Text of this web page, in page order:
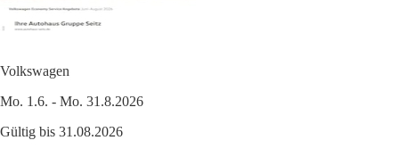
Volkswagen
Mo. 1.6. - Mo. 31.8.2026
Gültig bis 31.08.2026